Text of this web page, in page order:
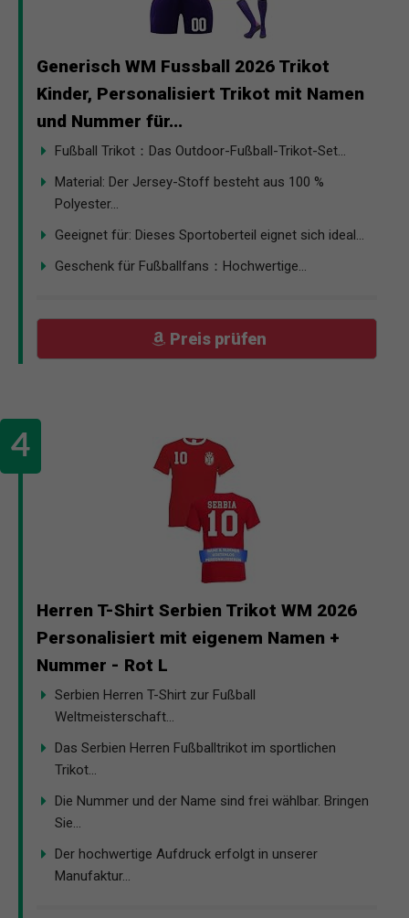
Generisch WM Fussball 2026 Trikot
Kinder, Personalisiert Trikot mit Namen
und Nummer für...
Fußball Trikot：Das Outdoor-Fußball-Trikot-Set...
Material: Der Jersey-Stoff besteht aus 100 %
Polyester...
Geeignet für: Dieses Sportoberteil eignet sich ideal...
Geschenk für Fußballfans：Hochwertige...
Preis prüfen
Herren T-Shirt Serbien Trikot WM 2026
Personalisiert mit eigenem Namen +
Nummer - Rot L
Serbien Herren T-Shirt zur Fußball
Weltmeisterschaft...
Das Serbien Herren Fußballtrikot im sportlichen
Trikot...
Die Nummer und der Name sind frei wählbar. Bringen
Sie...
Der hochwertige Aufdruck erfolgt in unserer
Manufaktur...